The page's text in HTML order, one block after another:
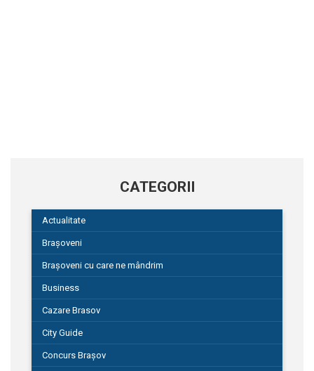
CATEGORII
Actualitate
Brașoveni
Brașoveni cu care ne mândrim
Business
Cazare Brasov
City Guide
Concurs Brașov